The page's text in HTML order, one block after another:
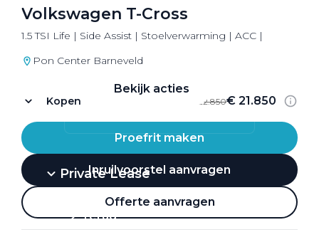
Bekijk acties
Private Lease
Terug
Volkswagen T-Cross
1.5 TSI Life | Side Assist | Stoelverwarming | ACC |
Pon Center Barneveld
Kopen € 22.850€ 21.850
Proefrit maken
Inruilvoorstel aanvragen
Offerte aanvragen